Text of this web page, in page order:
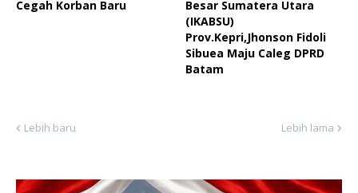
Cegah Korban Baru
Besar Sumatera Utara
(IKABSU)
Prov.Kepri,Jhonson Fidoli
Sibuea Maju Caleg DPRD
Batam
Lebih baru Lebih lama